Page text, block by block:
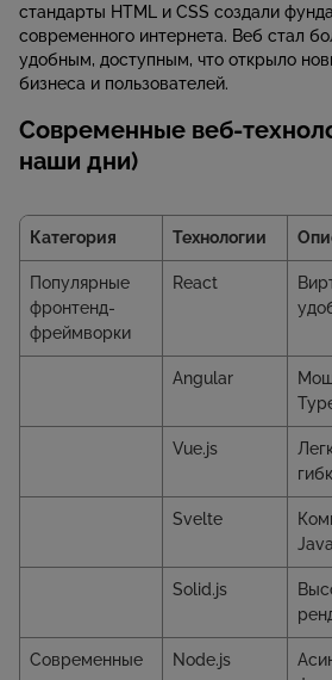
стандарты HTML и CSS создали
современного интернета. Веб стал
удобным, доступным, что открыло
бизнеса и пользователей.
Современные веб-
наши дни)
Категория Технологии
Популярные
фронтенд-
фреймворки
React
Angular
Vue.js
Svelte
Solid.js
Современные
Node.js